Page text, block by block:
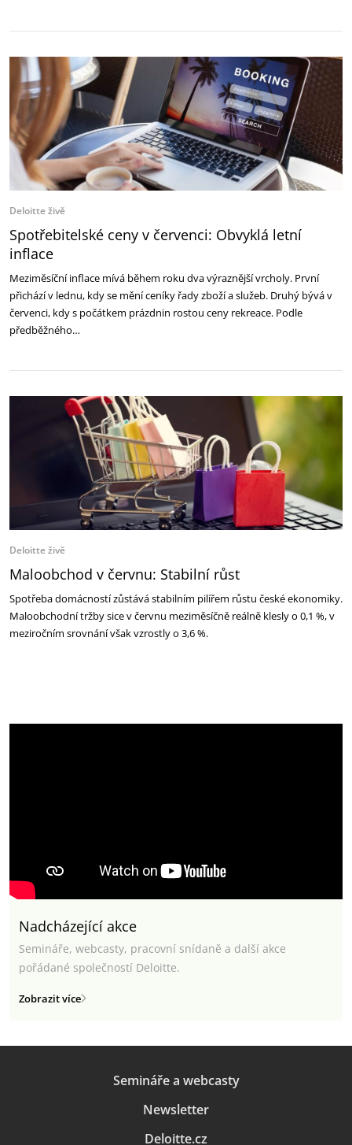
Deloitte živě
Spotřebitelské ceny v červenci: Obvyklá letní
inflace
Meziměsíční inflace mívá během roku dva výraznější vrcholy. První
přichází v lednu, kdy se mění ceníky řady zboží a služeb. Druhý bývá v
červenci, kdy s počátkem prázdnin rostou ceny rekreace. Podle
předběžného…
Deloitte živě
Maloobchod v červnu: Stabilní růst
Spotřeba domácností zůstává stabilním pilířem růstu české ekonomiky.
Maloobchodní tržby sice v červnu meziměsíčně reálně klesly o 0,1 %, v
meziročním srovnání však vzrostly o 3,6 %.
Nadcházející akce
Semináře, webcasty, pracovní snídaně a další akce
pořádané společností Deloitte.
Zobrazit více
Semináře a webcasty
Newsletter
Deloitte.cz